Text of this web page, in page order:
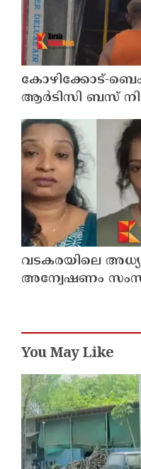
കോഴിക്കോട്-
ആര്‍ടിസി ബസ്
തലകീഴായി
കണ്ടക്ടര്‍ക്കും
വടകരയിലെ
അന്വേഷണം
You May Like